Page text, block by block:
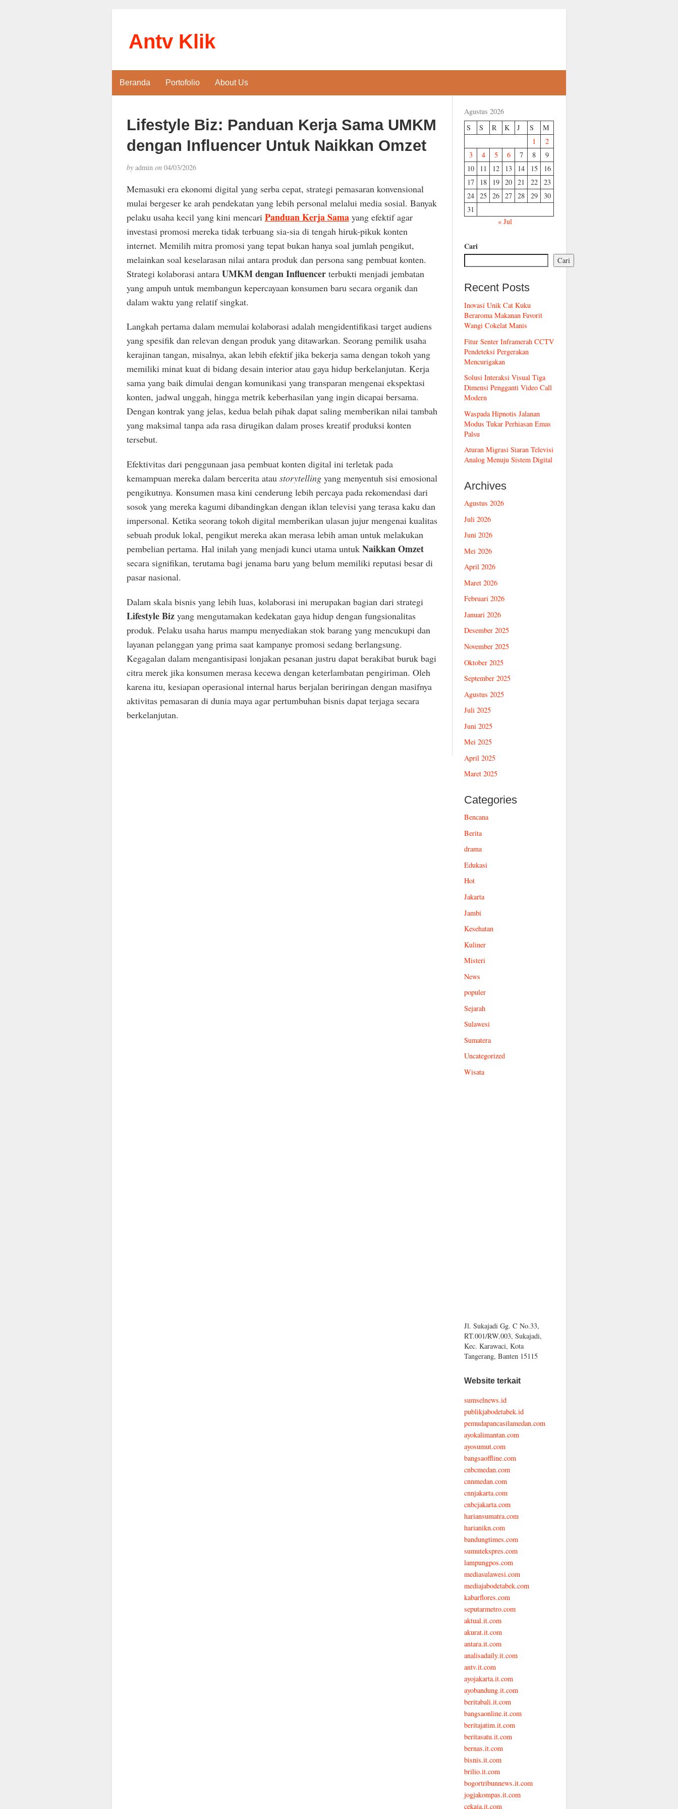
Antv Klik
Beranda Portofolio About Us
Lifestyle Biz: Panduan Kerja Sama UMKM
dengan Influencer Untuk Naikkan Omzet
byadmin on04/03/2026
Memasuki era ekonomi digital yang serba cepat, strategi pemasaran konvensional
mulai bergeser ke arah pendekatan yang lebih personal melalui media sosial. Banyak
pelaku usaha kecil yang kini mencari Panduan Kerja Samayang efektif agar
investasi promosi mereka tidak terbuang sia-sia di tengah hiruk-pikuk konten
internet. Memilih mitra promosi yang tepat bukan hanya soal jumlah pengikut,
melainkan soal keselarasan nilai antara produk dan persona sang pembuat konten.
Strategi kolaborasi antara UMKM dengan Influencerterbukti menjadi jembatan
yang ampuh untuk membangun kepercayaan konsumen baru secara organik dan
dalam waktu yang relatif singkat.
Langkah pertama dalam memulai kolaborasi adalah mengidentifikasi target audiens
yang spesifik dan relevan dengan produk yang ditawarkan. Seorang pemilik usaha
kerajinan tangan, misalnya, akan lebih efektif jika bekerja sama dengan tokoh yang
memiliki minat kuat di bidang desain interior atau gaya hidup berkelanjutan. Kerja
sama yang baik dimulai dengan komunikasi yang transparan mengenai ekspektasi
konten, jadwal unggah, hingga metrik keberhasilan yang ingin dicapai bersama.
Dengan kontrak yang jelas, kedua belah pihak dapat saling memberikan nilai tambah
yang maksimal tanpa ada rasa dirugikan dalam proses kreatif produksi konten
tersebut.
Efektivitas dari penggunaan jasa pembuat konten digital ini terletak pada
kemampuan mereka dalam bercerita atau storytellingyang menyentuh sisi emosional
pengikutnya. Konsumen masa kini cenderung lebih percaya pada rekomendasi dari
sosok yang mereka kagumi dibandingkan dengan iklan televisi yang terasa kaku dan
impersonal. Ketika seorang tokoh digital memberikan ulasan jujur mengenai kualitas
sebuah produk lokal, pengikut mereka akan merasa lebih aman untuk melakukan
pembelian pertama. Hal inilah yang menjadi kunci utama untuk Naikkan Omzet
secara signifikan, terutama bagi jenama baru yang belum memiliki reputasi besar di
pasar nasional.
Dalam skala bisnis yang lebih luas, kolaborasi ini merupakan bagian dari strategi
Lifestyle Bizyang mengutamakan kedekatan gaya hidup dengan fungsionalitas
produk. Pelaku usaha harus mampu menyediakan stok barang yang mencukupi dan
layanan pelanggan yang prima saat kampanye promosi sedang berlangsung.
Kegagalan dalam mengantisipasi lonjakan pesanan justru dapat berakibat buruk bagi
citra merek jika konsumen merasa kecewa dengan keterlambatan pengiriman. Oleh
karena itu, kesiapan operasional internal harus berjalan beriringan dengan masifnya
aktivitas pemasaran di dunia maya agar pertumbuhan bisnis dapat terjaga secara
berkelanjutan.
Agustus 2026
S
S R K J S
M
1
2
3
4 5 6 7 8
9
10
11 12 13 14 15
16
17
18 19 20 21 22
23
24 25 26 27 28 29
30
31
« Jul
Cari
Cari
Recent Posts
Inovasi Unik Cat Kuku
Beraroma Makanan Favorit
Wangi Cokelat Manis
Fitur Senter Inframerah CCTV
Pendeteksi Pergerakan
Mencurigakan
Solusi Interaksi Visual Tiga
Dimensi Pengganti Video Call
Modern
Waspada Hipnotis Jalanan
Modus Tukar Perhiasan Emas
Palsu
Aturan Migrasi Siaran Televisi
Analog Menuju Sistem Digital
Archives
Agustus 2026
Juli 2026
Juni 2026
Mei 2026
April 2026
Maret 2026
Februari 2026
Januari 2026
Desember 2025
November 2025
Oktober 2025
September 2025
Agustus 2025
Juli 2025
Juni 2025
Mei 2025
April 2025
Maret 2025
Categories
Bencana
Berita
drama
Edukasi
Hot
Jakarta
Jambi
Kesehatan
Kuliner
Misteri
News
populer
Sejarah
Sulawesi
Sumatera
Uncategorized
Wisata
Jl. Sukajadi Gg. C No.33,
RT.001/RW.003, Sukajadi,
Kec. Karawaci, Kota
Tangerang, Banten 15115
Website terkait
sumselnews.id
publikjabodetabek.id
pemudapancasilamedan.com
ayokalimantan.com
ayosumut.com
bangsaoffline.com
cnbcmedan.com
cnnmedan.com
cnnjakarta.com
cnbcjakarta.com
hariansumatra.com
harianikn.com
bandungtimes.com
sumutekspres.com
lampungpos.com
mediasulawesi.com
mediajabodetabek.com
kabarflores.com
seputarmetro.com
aktual.it.com
akurat.it.com
antara.it.com
analisadaily.it.com
antv.it.com
ayojakarta.it.com
ayobandung.it.com
beritabali.it.com
bangsaonline.it.com
beritajatim.it.com
beritasatu.it.com
bernas.it.com
bisnis.it.com
brilio.it.com
bogortribunnews.it.com
jogjakompas.it.com
cekaja.it.com